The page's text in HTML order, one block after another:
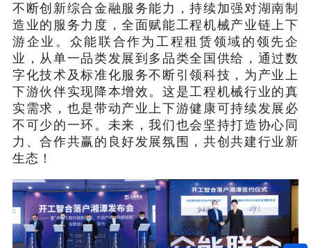
不断创新综合金融服务能力，持续加强对湖南制
造业的服务力度，全面赋能工程机械产业链上下
游企业。众能联合作为工程租赁领域的领先企
业，从单一品类发展到多品类全国供给，通过数
字化技术及标准化服务不断引领科技，为产业上
下游伙伴实现降本增效。这是工程机械行业的真
实需求，也是带动产业上下游健康可持续发展必
不可少的一环。未来，我们也会坚持打造协心同
力、合作共赢的良好发展氛围，共创共建行业新
生态！